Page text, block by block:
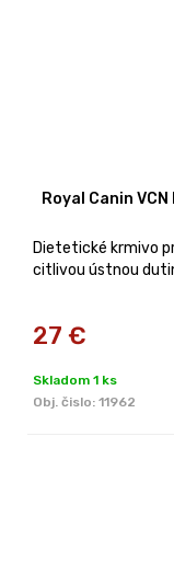
Royal Canin
Dietetické krmivo
citlivou ústnou
27 €
Skladom 1 ks
Obj. čislo: 11962